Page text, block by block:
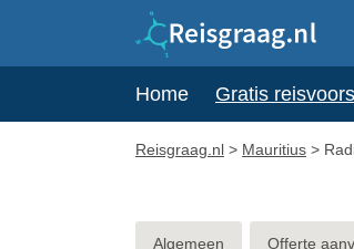
Home Gratis
Reisgraag.nl > Mauritius >
Algemeen Offerte